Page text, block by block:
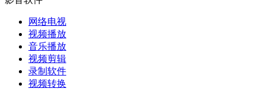
网络电视
视频播放
音乐播放
视频剪辑
录制软件
视频转换